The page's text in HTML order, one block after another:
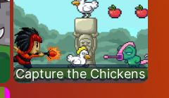
Capture the Chickens